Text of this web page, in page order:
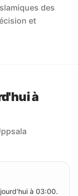
des
et
à
à 03:00.